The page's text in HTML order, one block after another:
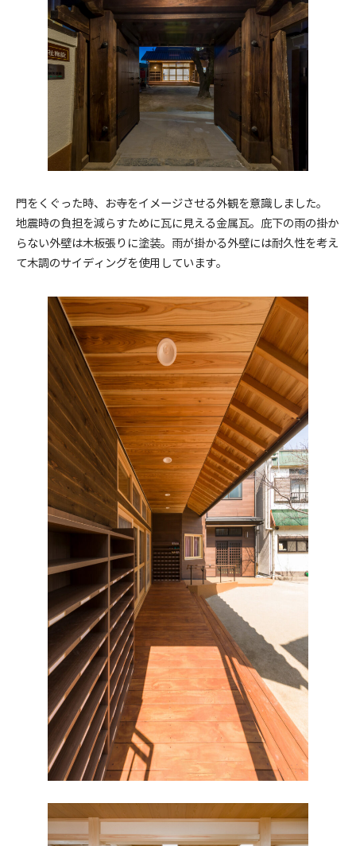
門をくぐった時、お寺をイメージさせる外観を意識しました。
地震時の負担を減らすために瓦に見える金属瓦。庇下の雨の掛か
らない外壁は木板張りに塗装。雨が掛かる外壁には耐久性を考え
て木調のサイディングを使用しています。